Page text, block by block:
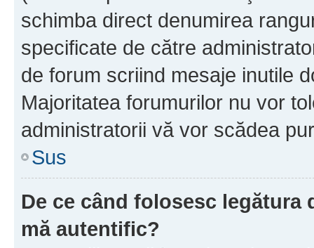
schimba direct denumirea
specificate de către
de forum scriind mesaje inutile
Majoritatea forumurilor nu vor
administratorii vă vor scădea
Sus
De ce când folosesc
mă autentific?